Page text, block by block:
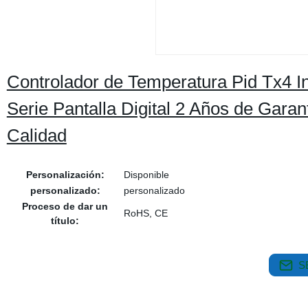
Controlador de Temperatura Pid Tx4
Serie Pantalla Digital 2 Años de
Calidad
Personalización:
Disponible
personalizado:
personalizado
Proceso de dar un
título:
RoHS, CE